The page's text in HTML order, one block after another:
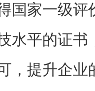
国家一级评
水平的证书
，提升企业